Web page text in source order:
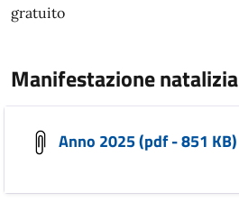
gratuito
Manifestazione natalizia
Anno 2025 (pdf - 851 KB)